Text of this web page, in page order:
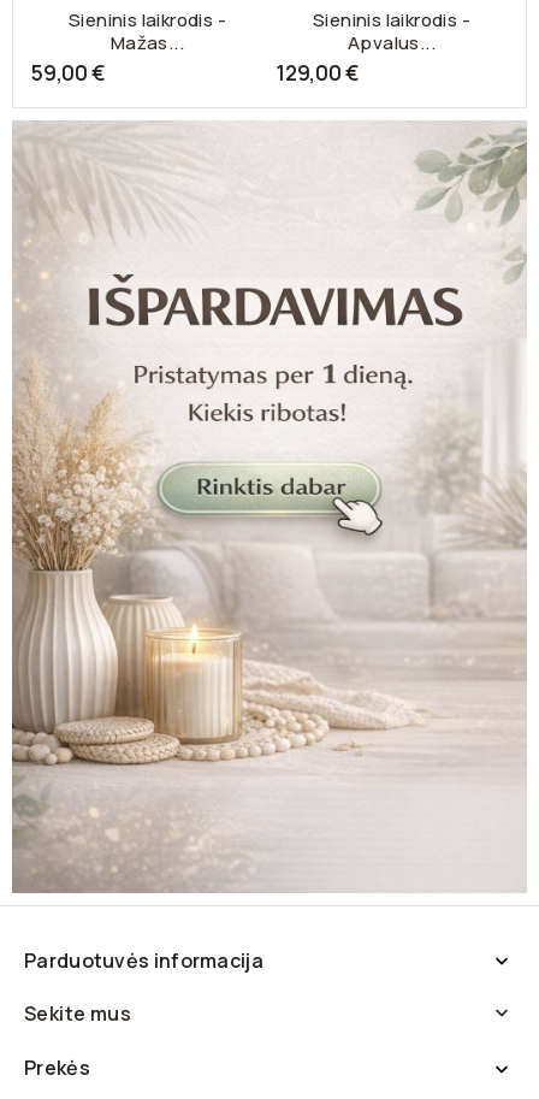
Sieninis laikrodis -
Mažas...
59,00 €
Sieninis laikrodis -
Apvalus...
129,00 €
Parduotuvės informacija 
Sekite mus 
Prekės 